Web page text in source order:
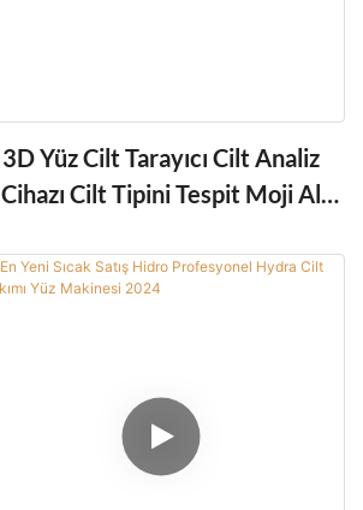
3D Yüz Cilt Tarayıcı Cilt Analiz
Cihazı Cilt Tipini Tespit Moji Al